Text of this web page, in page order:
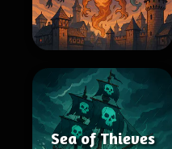
Sea of Thieves